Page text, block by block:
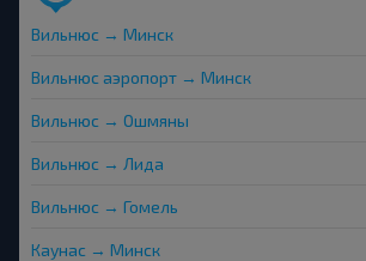
Вильнюс → Минск
Вильнюс аэропорт → Минск
Вильнюс → Ошмяны
Вильнюс → Лида
Вильнюс → Гомель
Каунас → Минск